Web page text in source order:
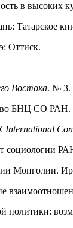
в высоких
Татарское
Оттиск.
Востока. № 3.
БНЦ СО РАН.
International
социологии
Монголии.